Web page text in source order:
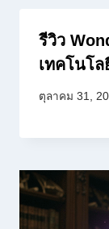
รีวิว
เทคโนโ
ตุลาคม 31,